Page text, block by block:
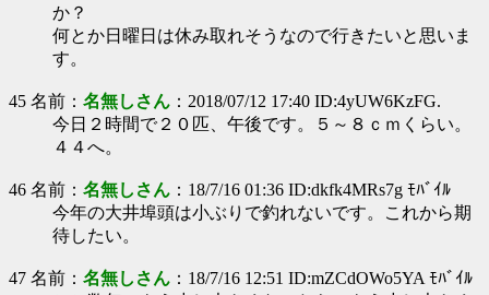
か？
何とか日曜日は休み取れそうなので行きたいと思いま
す。
45 名前： 名無しさん ：2018/07/12 17:40 ID:4yUW6KzFG.
今日２時間で２０匹、午後です。５～８ｃｍくらい。
４４へ。
46 名前： 名無しさん ：18/7/16 01:36 ID:dkfk4MRs7g ﾓﾊﾞｲﾙ
今年の大井埠頭は小ぶりで釣れないです。これから期
待したい。
47 名前： 名無しさん ：18/7/16 12:51 ID:mZCdOWo5YA ﾓﾊﾞｲﾙ